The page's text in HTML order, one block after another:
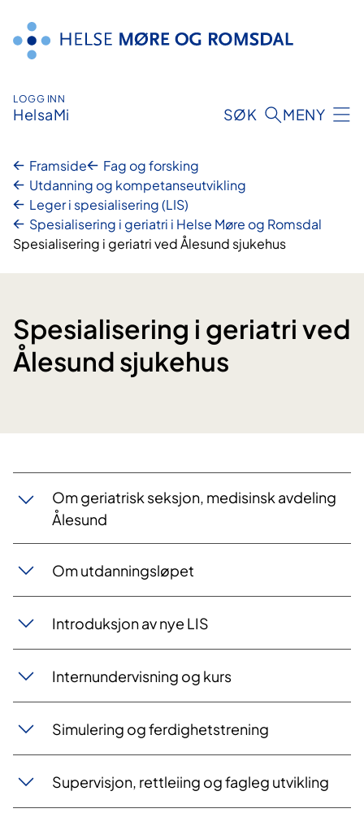
innhald
LOGG INN
HelsaMi SØK MENY
Framside
Fag og forsking
Utdanning og kompetanseutvikling
Leger i spesialisering (LIS)
Spesialisering i geriatri i Helse Møre og Romsdal
Spesialisering i geriatri ved Ålesund sjukehus
Spesialisering i geriatri ved
Ålesund sjukehus
Om geriatrisk seksjon, medisinsk avdeling
Ålesund
Om utdanningsløpet
Introduksjon av nye LIS
Internundervisning og kurs
Simulering og ferdighetstrening
Supervisjon, rettleiing og fagleg utvikling